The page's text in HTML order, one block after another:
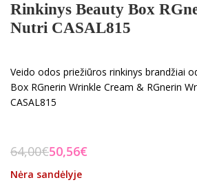
Rinkinys Beauty Box
Nutri CASAL815
Veido odos priežiūros rinkinys brandžiai
Box RGnerin Wrinkle Cream & RGnerin
CASAL815
64,00€50,56€
Nėra sandėlyje